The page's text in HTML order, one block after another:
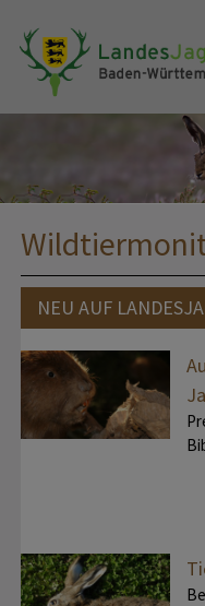
Shop
Kontakt
Anmelden
NEU AUF